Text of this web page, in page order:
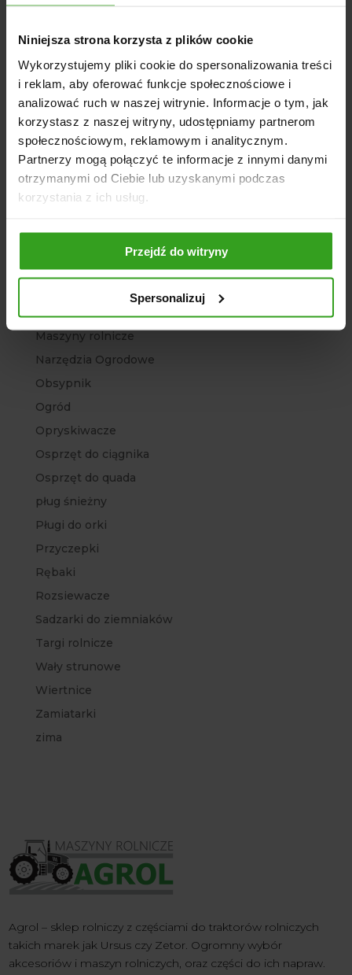
Niniejsza strona korzysta z plików cookie
Wykorzystujemy pliki cookie do spersonalizowania treści
i reklam, aby oferować funkcje społecznościowe i
analizować ruch w naszej witrynie. Informacje o tym, jak
korzystasz z naszej witryny, udostępniamy partnerom
społecznościowym, reklamowym i analitycznym.
Partnerzy mogą połączyć te informacje z innymi danymi
otrzymanymi od Ciebie lub uzyskanymi podczas
korzystania z ich usług.
Przejdź do witryny
Spersonalizuj
grudzień 2022
Kategorie
Agregat
Agro Sklep
Architektura ogrodowa
Bez kategorii
Brony polowe
Ładowacze
Maszyny rolnicze
Narzędzia Ogrodowe
Obsypnik
Ogród
Opryskiwacze
Osprzęt do ciągnika
Osprzęt do quada
pług śnieżny
Pługi do orki
Przyczepki
Rębaki
Rozsiewacze
Sadzarki do ziemniaków
Targi rolnicze
Wały strunowe
Wiertnice
Zamiatarki
zima
Agrol – sklep rolniczy z częściami do traktorów rolniczych
takich marek jak Ursus czy Zetor. Ogromny wybór
akcesoriów i maszyn rolniczych, oraz części do ich napraw.